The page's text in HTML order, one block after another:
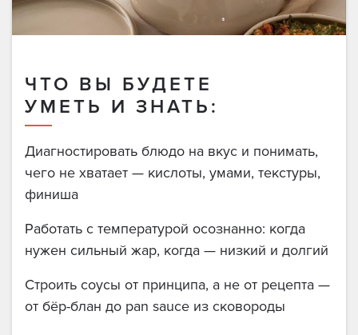
ЧТО ВЫ БУДЕТЕ
УМЕТЬ И ЗНАТЬ:
Диагностировать блюдо на вкус и понимать,
чего не хватает — кислоты, умами, текстуры,
финиша
Работать с температурой осознанно: когда
нужен сильный жар, когда — низкий и долгий
Строить соусы от принципа, а не от рецепта —
от бёр-блан до pan sauce из сковороды